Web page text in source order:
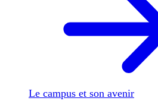
Le campus et son avenir